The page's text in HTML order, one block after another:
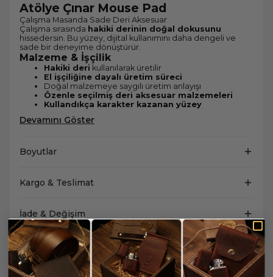
Atölye Çınar Mouse Pad
Çalışma Masanda Sade Deri Aksesuar
Çalışma sırasında hakiki derinin doğal dokusunu
hissedersin. Bu yüzey, dijital kullanımını daha dengeli ve
sade bir deneyime dönüştürür.
Malzeme & İşçilik
Hakiki deri kullanılarak üretilir
El işçiliğine dayalı üretim süreci
Doğal malzemeye saygılı üretim anlayışı
Özenle seçilmiş deri aksesuar malzemeleri
Kullandıkça karakter kazanan yüzey
Devamını Göster
Boyutlar
Kargo & Teslimat
İade & Değişim